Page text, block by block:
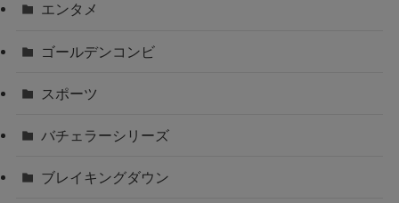
エンタメ
ゴールデンコンビ
スポーツ
バチェラーシリーズ
ブレイキングダウン